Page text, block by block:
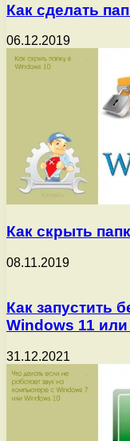
Как сделать
06.12.2019
Как скрыть
08.11.2019
Как запустить
Windows 11
31.12.2021